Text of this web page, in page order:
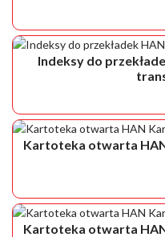
Indeksy do
Kartoteka otwarta
Kartoteka otwarta